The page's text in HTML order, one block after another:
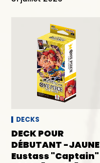
DECKS
DECK POUR
DÉBUTANT -JAUNE
Eustass "Captain"